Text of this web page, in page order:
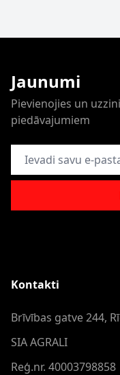
Jaunumi
Pievienojies un
piedāvajumiem
E-pasta adrese
Kontakti
Brīvības gatve 244,
SIA AGRALI
Reģ.nr. 40003798858